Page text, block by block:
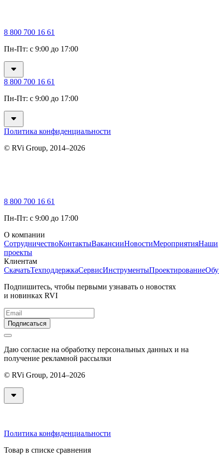
8 800 700 16 61
Пн-Пт: с 9:00 до 17:00
8 800 700 16 61
Пн-Пт: с 9:00 до 17:00
Политика конфиденциальности
© RVi Group, 2014–2026
8 800 700 16 61
Пн-Пт: с 9:00 до 17:00
О компании
СотрудничествоКонтактыВакансииНовостиМероприятияНаши
проекты
Клиентам
СкачатьТехподдержкаСервисИнструментыПроектирование
Подпишитесь, чтобы первыми узнавать о новостях
и новинках RVI
Подписаться
Даю согласие на обработку персональных данных и на
получение рекламной рассылки
© RVi Group, 2014–2026
Политика конфиденциальности
Товар в списке сравнения